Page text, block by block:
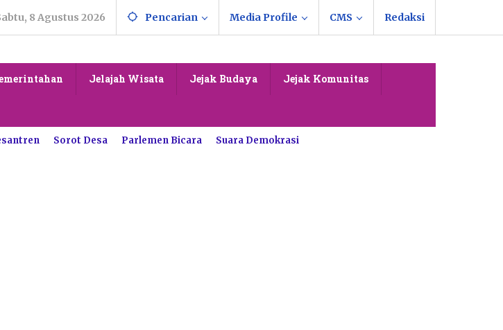
8 Agustus 2026 Pencarian Media Profile CMS Redaksi
Jelajah Wisata Jejak Budaya Jejak Komunitas
Sorot Desa Parlemen Bicara Suara Demokrasi